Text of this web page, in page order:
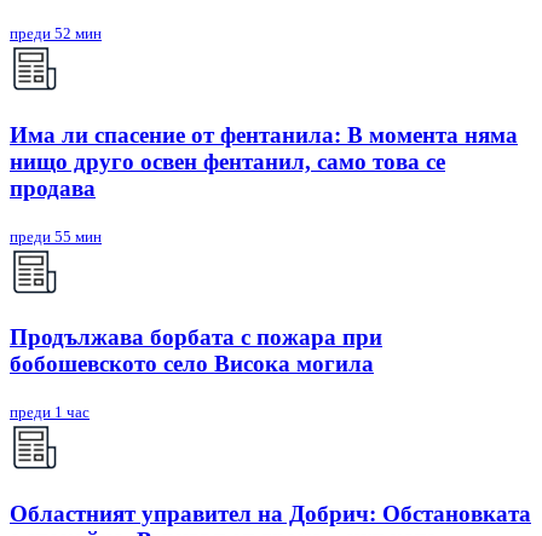
преди 52 мин
Има ли спасение от фентанила: В момента няма
нищо друго освен фентанил, само това се
продава
преди 55 мин
Продължава борбата с пожара при
бобошевското село Висока могила
преди 1 час
Областният управител на Добрич: Обстановката